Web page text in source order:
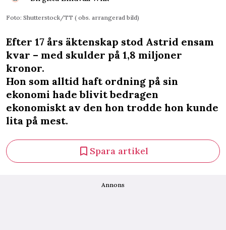
Foto: Shutterstock/TT ( obs. arrangerad bild)
Efter 17 års äktenskap stod Astrid ensam
kvar – med skulder på 1,8 miljoner
kronor.
Hon som alltid haft ordning på sin
ekonomi hade blivit bedragen
ekonomiskt av den hon trodde hon kunde
lita på mest.
Spara artikel
Annons